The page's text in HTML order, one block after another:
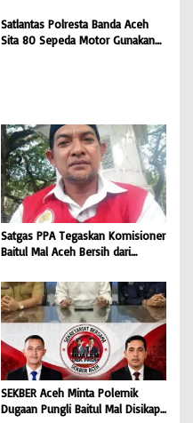
Dipromosikan Menjadi
Koordinator JAM Pidum
Kejaksaan Agung RI |
Satlantas Polresta Banda Aceh
Sita 80 Sepeda Motor Gunakan
Satgas PPA Tegaskan Komisioner
Baitul Mal Aceh Bersih dari
Masyarakat Diminta Hentikan
Penyebaran Hoaks | BONGKAR
‘Perkara.com
SEKBER Aceh Minta Polemik
Dugaan Pungli Baitul Mal Disikapi